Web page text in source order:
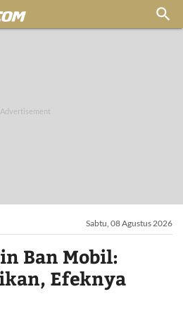

Sabtu, 08 Agustus 2026
Ban Mobil:
Efeknya